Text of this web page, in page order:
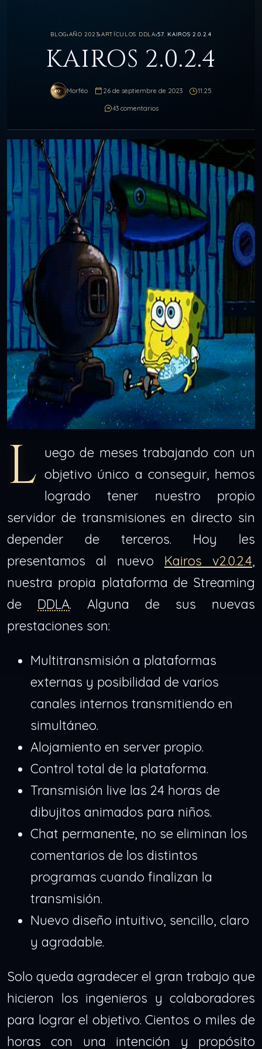
BLOG›AÑO 2023›ARTÍCULOS DDLA›57. KAIROS 2.0.2.4
KAIROS 2.0.2.4
Morféo 26 de septiembre de 2023 11:25
43 comentarios
L uego de meses trabajando con un
objetivo único a conseguir, hemos
logrado tener nuestro propio
servidor de transmisiones en directo sin
depender de terceros. Hoy les
presentamos al nuevo Kairos v2.0.2.4,
nuestra propia plataforma de Streaming
de DDLA. Alguna de sus nuevas
prestaciones son:
Multitransmisión a plataformas
externas y posibilidad de varios
canales internos transmitiendo en
simultáneo.
Alojamiento en server propio.
Control total de la plataforma.
Transmisión live las 24 horas de
dibujitos animados para niños.
Chat permanente, no se eliminan los
comentarios de los distintos
programas cuando finalizan la
transmisión.
Nuevo diseño intuitivo, sencillo, claro
y agradable.
Solo queda agradecer el gran trabajo que
hicieron los ingenieros y colaboradores
para lograr el objetivo. Cientos o miles de
horas con una intención y propósito